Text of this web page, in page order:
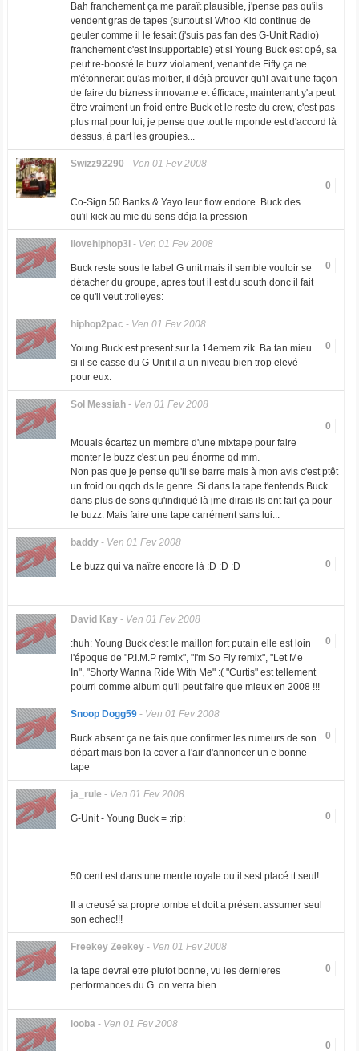
Bah franchement ça me paraît plausible, j'pense pas qu'ils
vendent gras de tapes (surtout si Whoo Kid continue de
geuler comme il le fesait (j'suis pas fan des G-Unit Radio)
franchement c'est insupportable) et si Young Buck est opé, sa
peut re-boosté le buzz violament, venant de Fifty ça ne
m'étonnerait qu'as moitier, il déjà prouver qu'il avait une façon
de faire du bizness innovante et éfficace, maintenant y'a peut
être vraiment un froid entre Buck et le reste du crew, c'est pas
plus mal pour lui, je pense que tout le mponde est d'accord là
dessus, à part les groupies...
Swizz92290 - Ven 01 Fev 2008
0
Co-Sign 50 Banks & Yayo leur flow endore. Buck des
qu'il kick au mic du sens déja la pression
Ilovehiphop3l - Ven 01 Fev 2008
0
Buck reste sous le label G unit mais il semble vouloir se
détacher du groupe, apres tout il est du south donc il fait
ce qu'il veut :rolleyes:
hiphop2pac - Ven 01 Fev 2008
0
Young Buck est present sur la 14emem zik. Ba tan mieu
si il se casse du G-Unit il a un niveau bien trop elevé
pour eux.
Sol Messiah- Ven 01 Fev 2008
0
Mouais écartez un membre d'une mixtape pour faire
monter le buzz c'est un peu énorme qd mm.
Non pas que je pense qu'il se barre mais à mon avis c'est ptêt
un froid ou qqch ds le genre. Si dans la tape t'entends Buck
dans plus de sons qu'indiqué là jme dirais ils ont fait ça pour
le buzz. Mais faire une tape carrément sans lui...
baddy- Ven 01 Fev 2008
0
Le buzz qui va naître encore là :D :D :D
David Kay- Ven 01 Fev 2008
0
:huh: Young Buck c'est le maillon fort putain elle est loin
l'époque de "P.I.M.P remix", "I'm So Fly remix", "Let Me
In", "Shorty Wanna Ride With Me" :( "Curtis" est tellement
pourri comme album qu'il peut faire que mieux en 2008 !!!
Snoop Dogg59- Ven 01 Fev 2008
0
Buck absent ça ne fais que confirmer les rumeurs de son
départ mais bon la cover a l'air d'annoncer un e bonne
tape
ja_rule - Ven 01 Fev 2008
0
G-Unit - Young Buck = :rip:
50 cent est dans une merde royale ou il sest placé tt seul!
Il a creusé sa propre tombe et doit a présent assumer seul
son echec!!!
Freekey Zeekey- Ven 01 Fev 2008
0
la tape devrai etre plutot bonne, vu les dernieres
performances du G. on verra bien
looba- Ven 01 Fev 2008
0